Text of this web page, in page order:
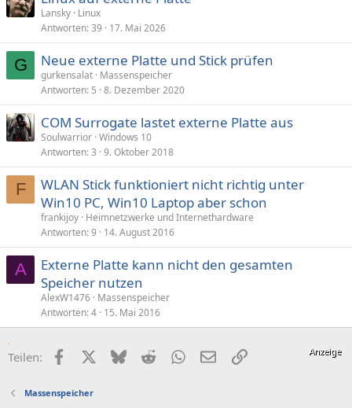
Lansky Linux
Antworten 39 17. Mai 2026
G Neue externe Platte und Stick prüfen
gurkensalat Massenspeicher
Antworten 5 8. Dezember 2020
COM Surrogate lastet externe Platte aus
Soulwarrior Windows 10
Antworten 3 9. Oktober 2018
F
WLAN Stick funktioniert nicht richtig unter
Win10 PC, Win10 Laptop aber schon
frankijoy Heimnetzwerke und Internethardware
Antworten 9 14. August 2016
A
Externe Platte kann nicht den gesamten
Speicher nutzen
AlexW1476 Massenspeicher
Antworten 4 15. Mai 2016
Teilen: FacebookX (Twitter)
BlueskyRedditWhatsApp
E-MailLink
Massenspeicher